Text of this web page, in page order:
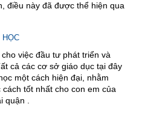
điều này đã được thể hiện qua
HỌC
việc đầu tư phát triển và
cả các cơ sở giáo dục tại đây
một cách hiện đại, nhằm
tốt nhất cho con em của
.